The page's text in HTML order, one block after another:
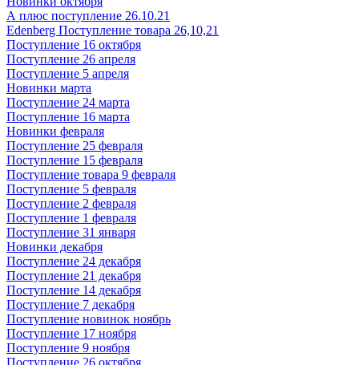
А плюс поступление 26.10.21
Edenberg Поступление товара 26,10,21
Поступление 16 октября
Поступление 26 апреля
Поступление 5 апреля
Новинки марта
Поступление 24 марта
Поступление 16 марта
Новинки февраля
Поступление 25 февраля
Поступление 15 февраля
Поступление товара 9 февраля
Поступление 5 февраля
Поступление 2 февраля
Поступление 1 февраля
Поступление 31 января
Новинки декабря
Поступление 24 декабря
Поступление 21 декабря
Поступление 14 декабря
Поступление 7 декабря
Поступление новинок ноябрь
Поступление 17 ноября
Поступление 9 ноября
Поступление 26 октября